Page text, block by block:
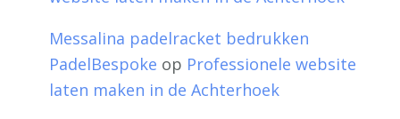
Messalina padelracket bedrukken
PadelBespoke op Professionele website
laten maken in de Achterhoek